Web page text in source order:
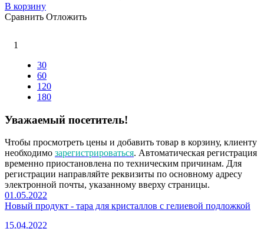
В корзину
Сравнить Отложить
1
30
60
120
180
Уважаемый посетитель!
Чтобы просмотреть цены и добавить товар в корзину, клиенту
необходимо зарегистрироваться. Автоматическая регистрация
временно приостановлена по техническим причинам. Для
регистрации направляйте реквизиты по основному адресу
электронной почты, указанному вверху страницы.
01.05.2022
Новый продукт - тара для кристаллов с гелиевой подложкой
15.04.2022